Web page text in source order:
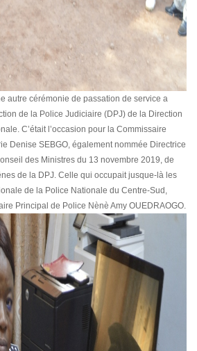
autre cérémonie de passation de service a
de la Police Judiciaire (DPJ) de la Direction
C’était l’occasion pour la Commissaire
Denise SEBGO, également nommée Directrice
des Ministres du 13 novembre 2019, de
de la DPJ. Celle qui occupait jusque-là les
de la Police Nationale du Centre-Sud,
Principal de Police Nènè Amy OUEDRAOGO.